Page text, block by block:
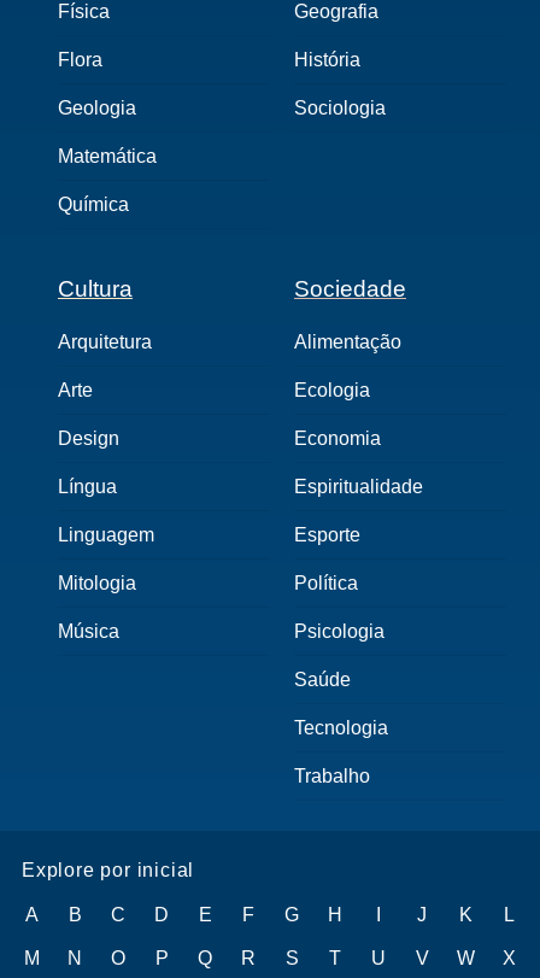
Física
Flora
Geologia
Matemática
Química
Geografia
História
Sociologia
Cultura
Arquitetura
Arte
Design
Língua
Linguagem
Mitologia
Música
Sociedade
Alimentação
Ecologia
Economia
Espiritualidade
Esporte
Política
Psicologia
Saúde
Tecnologia
Trabalho
Explore por inicial
A B C D E F G H J K L
M N O P Q R S T U V W X